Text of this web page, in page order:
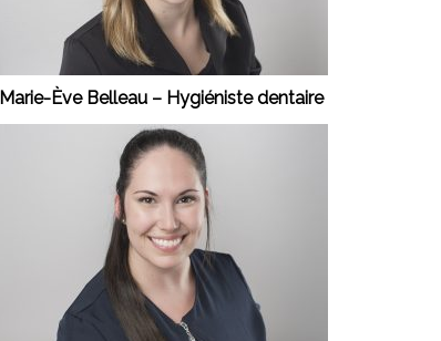
Marie-Ève Belleau – Hygiéniste dentaire